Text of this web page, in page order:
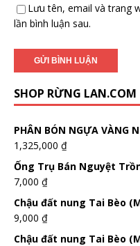
Lưu tên, email và trang
lần bình luận sau.
SHOP RỪNG LAN.COM
PHÂN BÓN NGỰA VÀNG
1,325,000 ₫
Ống Trụ Bán Nguyệt
7,000 ₫
Chậu đất nung Tai Bèo
9,000 ₫
Chậu đất nung Tai Bèo